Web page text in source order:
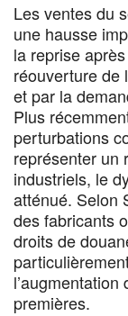
Les ventes du
une hausse
la reprise
réouverture de
et par la
Plus
perturbations
représenter un
industriels, le
atténué. Selon
des fabricants
droits de
premières.